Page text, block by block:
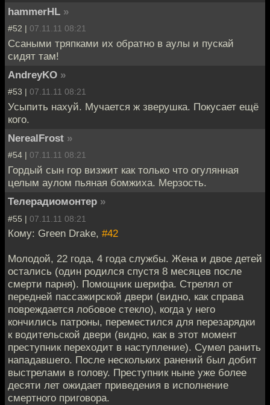
hammerHL »
#52 | 07.11.11 08:21
Ссаными тряпками их обратно в аулы и пускай
сидят там!
AndreyKO »
#53 | 07.11.11 08:21
Усыпить нахуй. Мучается ж зверушка. Покусает ещё
кого.
NerealFrost »
#54 | 07.11.11 08:21
Гордый сын гор визжит как только что огулянная
целым аулом пьяная бомжиха. Мерзость.
Телерадиомонтер »
#55 | 07.11.11 08:21
Кому: Green Drake, #42
Молодой, 22 года, 4 года службы. Жена и двое детей
остались (один родился спустя 8 месяцев после
смерти парня). Помощник шерифа. Стрелял от
передней пассажирской двери (видно, как справа
повреждается лобовое стекло), когда у него
кончились патроны, переместился для перезарядки
к водительской двери (видно, как в этот момент
преступник переходит в наступление). Сумел ранить
нападавшего. После нескольких ранений был добит
выстрелами в голову. Преступник ныне уже более
десяти лет ожидает приведения в исполнение
смертного приговора.